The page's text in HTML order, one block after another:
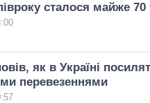
сталося майже
як в Україні
перевезеннями